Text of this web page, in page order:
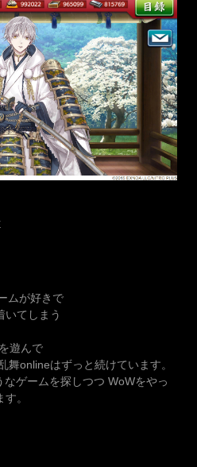
ムが好きで
いてしまう
遊んで
舞onlineはずっと続けています。
ゲームを探しつつ WoWをやっ
。